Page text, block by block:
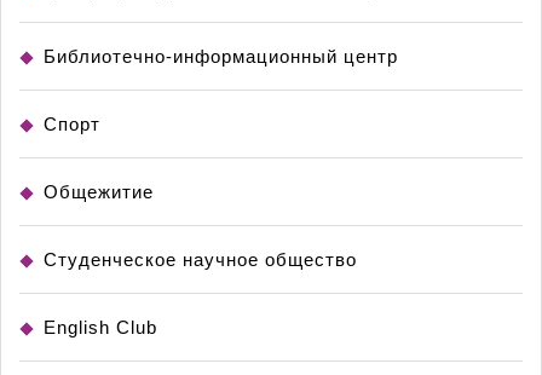
Библиотечно-информационный центр
Спорт
Общежитие
Студенческое научное общество
English Club